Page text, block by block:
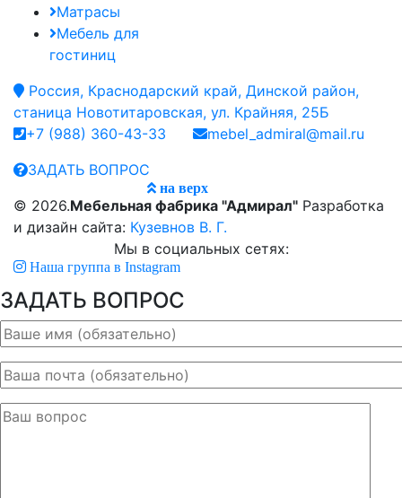
Матрасы
Мебель для
гостиниц
Россия, Краснодарский край, Динской район,
станица Новотитаровская, ул. Крайняя, 25Б
+7 (988) 360-43-33
mebel_admiral@mail.ru
ЗАДАТЬ ВОПРОС
на верх
© 2026.Мебельная фабрика "Адмирал" Разработка
и дизайн сайта: Кузевнов В. Г.
Мы в социальных сетях:
Наша группа в Instagram
ЗАДАТЬ ВОПРОС